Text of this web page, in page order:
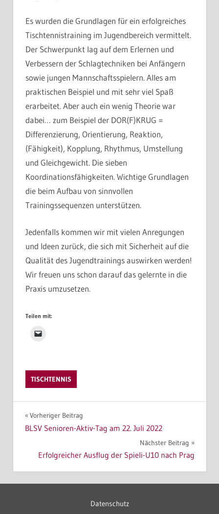
Es wurden die Grundlagen für ein erfolgreiches
Tischtennistraining im Jugendbereich vermittelt.
Der Schwerpunkt lag auf dem Erlernen und
Verbessern der Schlagtechniken bei Anfängern
sowie jungen Mannschaftsspielern. Alles am
praktischen Beispiel und mit sehr viel Spaß
erarbeitet. Aber auch ein wenig Theorie war
dabei… zum Beispiel der DOR(F)KRUG =
Differenzierung, Orientierung, Reaktion,
(Fähigkeit), Kopplung, Rhythmus, Umstellung
und Gleichgewicht. Die sieben
Koordinationsfähigkeiten. Wichtige Grundlagen
die beim Aufbau von sinnvollen
Trainingssequenzen unterstützen.
Jedenfalls kommen wir mit vielen Anregungen
und Ideen zurück, die sich mit Sicherheit auf die
Qualität des Jugendtrainings auswirken werden!
Wir freuen uns schon darauf das gelernte in die
Praxis umzusetzen.
Teilen mit:
TISCHTENNIS
Beitragsnavigation
Vorheriger Beitrag
BLSV Senioren-Aktiv-Tag am 22. Juli 2022
Nächster Beitrag
Erfolgreicher Ausflug der Spieli-U10 nach Prag
Datenschutz